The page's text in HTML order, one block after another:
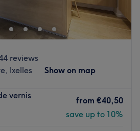
en beauté personnalisée.
proche
de métro Mérode, garantissant
accueillent leurs
et attention pour des soins réalisés
reviews
Ixelles
Show on map
vernis
from €40,50
save up to 10%